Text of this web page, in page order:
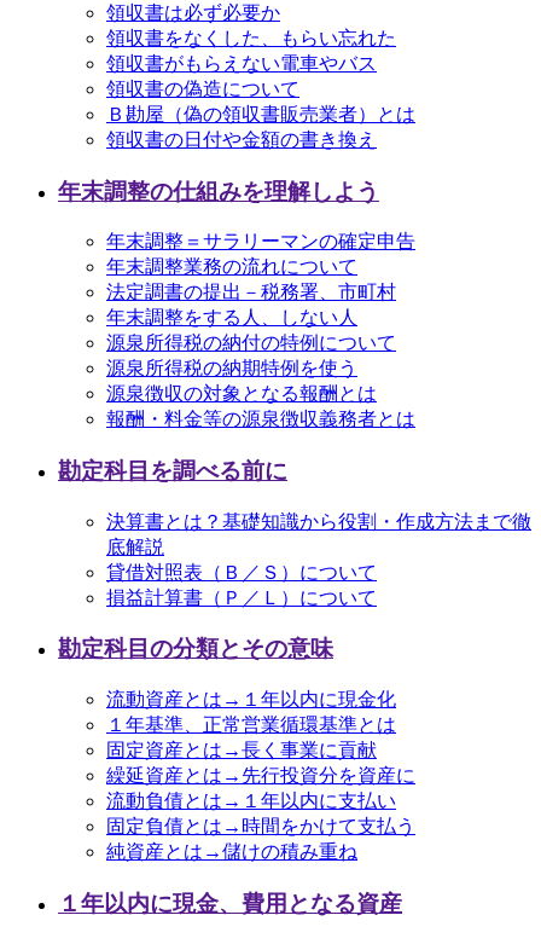
領収書は必ず必要か
領収書をなくした、もらい忘れた
領収書がもらえない電車やバス
領収書の偽造について
Ｂ勘屋（偽の領収書販売業者）とは
領収書の日付や金額の書き換え
年末調整の仕組みを理解しよう
年末調整＝サラリーマンの確定申告
年末調整業務の流れについて
法定調書の提出－税務署、市町村
年末調整をする人、しない人
源泉所得税の納付の特例について
源泉所得税の納期特例を使う
源泉徴収の対象となる報酬とは
報酬・料金等の源泉徴収義務者とは
勘定科目を調べる前に
決算書とは？基礎知識から役割・作成方法まで徹
底解説
貸借対照表（Ｂ／Ｓ）について
損益計算書（Ｐ／Ｌ）について
勘定科目の分類とその意味
流動資産とは→１年以内に現金化
１年基準、正常営業循環基準とは
固定資産とは→長く事業に貢献
繰延資産とは→先行投資分を資産に
流動負債とは→１年以内に支払い
固定負債とは→時間をかけて支払う
純資産とは→儲けの積み重ね
１年以内に現金、費用となる資産